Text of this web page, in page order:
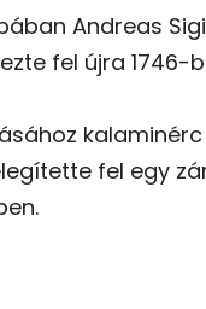
Andreas
fel újra 1746-
kalaminérc
fel egy